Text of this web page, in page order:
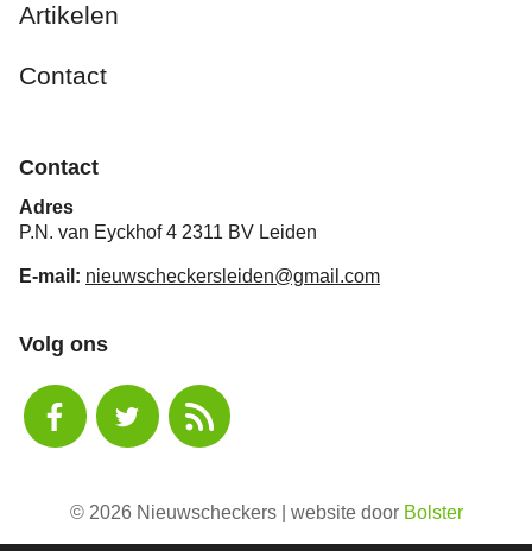
Artikelen
Contact
Contact
Adres
P.N. van Eyckhof 4 2311 BV Leiden
E-mail: nieuwscheckersleiden@gmail.com
Volg ons
© 2026 Nieuwscheckers | website door Bolster